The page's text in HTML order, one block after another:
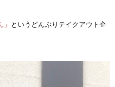
というどんぶりテイクアウト企